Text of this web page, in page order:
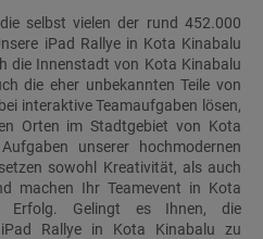
selbst vielen der rund 452.000
iPad Rallye in Kota Kinabalu
die Innenstadt von Kota Kinabalu
die eher unbekannten Teile von
interaktive Teamaufgaben lösen,
Orten im Stadtgebiet von Kota
unserer hochmodernen
sowohl Kreativität, als auch
machen Ihr Teamevent in Kota
Erfolg. Gelingt es Ihnen, die
iPad Rallye in Kota Kinabalu zu